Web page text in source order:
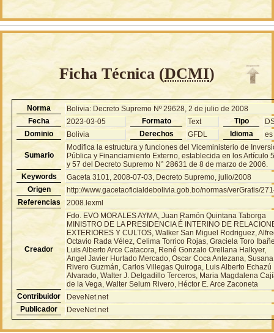
Ficha Técnica (DCMI)
Norma
Bolivia: Decreto Supremo Nº 29628, 2 de julio de 2008
Fecha
2023-03-05 Formato Text Tipo
Dominio
Bolivia Derechos GFDL Idioma es
Sumario
Modifica la estructura y funciones del Viceministerio de
Pública y Financiamiento Externo, establecida en los Artículo
y 57 del Decreto Supremo N° 28631 de 8 de marzo de 2006.
Keywords
Gaceta 3101, 2008-07-03, Decreto Supremo, julio/2008
Origen
http://www.gacetaoficialdebolivia.gob.bo/normas/verGratis/
Referencias
2008.lexml
Creador
Fdo. EVO MORALES AYMA, Juan Ramón Quintana Taborga
MINISTRO DE LA PRESIDENCIA É INTERINO DE
EXTERIORES Y CULTOS, Walker San Miguel Rodriguez,
Octavio Rada Vélez, Celima Torrico Rojas, Graciela Toro
Luis Alberto Arce Catacora, René Gonzalo Orellana Halkyer,
Angel Javier Hurtado Mercado, Oscar Coca Antezana, Susana
Rivero Guzmán, Carlos Villegas Quiroga, Luis Alberto Echazú
Alvarado, Walter J. Delgadillo Terceros, Maria Magdalena
de la Vega, Walter Selum Rivero, Héctor E. Arce Zaconeta
Contribuidor
DeveNet.net
Publicador
DeveNet.net